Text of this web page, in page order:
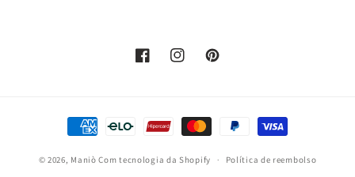
FacebookInstagramPinterest
Formas
de
pagamento
© 2026, Maniò Com tecnologia da Shopify Política de reembolso